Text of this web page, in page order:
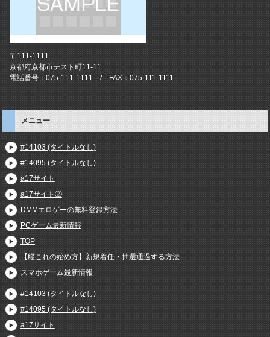
〒111-1111
京都府京都市テスト町11-11
電話番号：075-111-1111 / FAX：075-111-1111
メニュー
#14103 (タイトルなし)
#14095 (タイトルなし)
a17サイト
a17サイト②
DMMエロゲーの無料登録方法
PCゲーム最新情報
TOP
【艦これの始め方】新規着任・抽選通過する方法
スマホゲーム最新情報
#14103 (タイトルなし)
#14095 (タイトルなし)
a17サイト